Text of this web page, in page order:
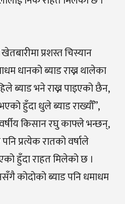
प्रशस्त चिस्यान
धानको ब्याड राख्न थालेका
ब्याड भने राख्न पाइएको छैन,
हुँदा धुले ब्याड राख्यौँ”,
किसान रघु काफ्ले भन्छन्,
प्रत्येक रातको वर्षाले
हुँदा राहत मिलेको छ ।
कोदोको ब्याड पनि धमाधम